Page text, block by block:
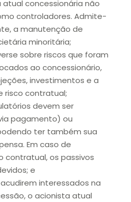
atual concessionária não
controladores. Admite-
a manutenção de
minoritária;
sobre riscos que foram
ao concessionário,
investimentos e a
risco contratual;
devem ser
pagamento) ou
ter também sua
Em caso de
contratual, os passivos
e
interessados na
o acionista atual